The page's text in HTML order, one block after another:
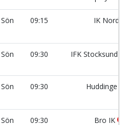
Sön 09:15 IK Nordia
Sön 09:30 IFK Stocksund
Sön 09:30 Huddinge
Sön 09:30 Bro IK